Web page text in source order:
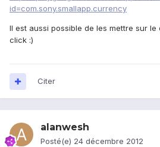
id=com.sony.smallapp.currency
Il est aussi possible de les mettre sur
click :)
Citer
alanwesh
Posté(e) 24 décembre 2012